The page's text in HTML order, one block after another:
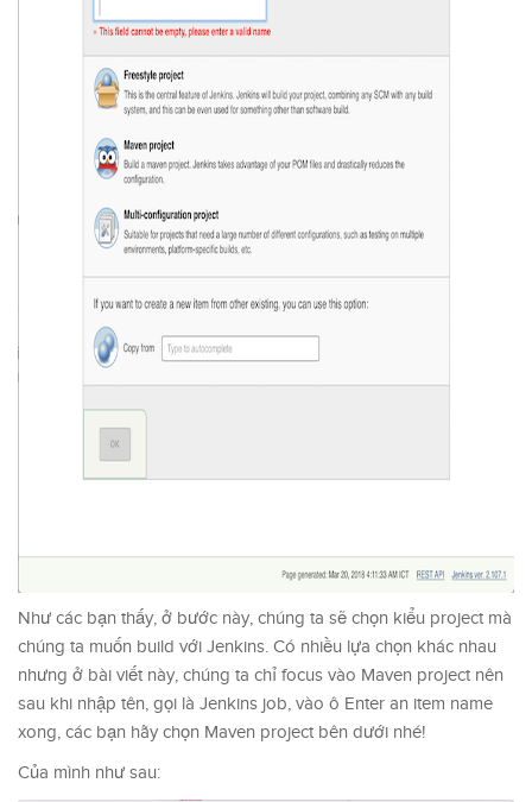
Như các bạn thấy, ở bước này, chúng ta sẽ chọn kiểu project mà
chúng ta muốn build với Jenkins. Có nhiều lựa chọn khác nhau
nhưng ở bài viết này, chúng ta chỉ focus vào Maven project nên
sau khi nhập tên, gọi là Jenkins job, vào ô Enter an item name
xong, các bạn hãy chọn Maven project bên dưới nhé!
Của mình như sau: